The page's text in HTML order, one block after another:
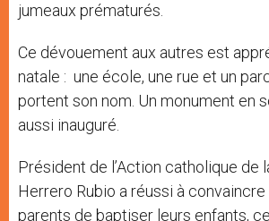
jumeaux prématurés.
Ce dévouement aux autres est
natale : une école, une rue et un
portent son nom. Un monument en
aussi inauguré.
Président de l’Action catholique de
Herrero Rubio a réussi à
parents de baptiser leurs enfants, ce